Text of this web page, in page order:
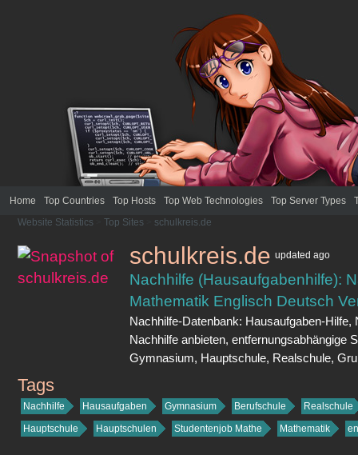
Home Top Countries Top Hosts Top Web Technologies Top Server Types
Website Statistics
Top Sites schulkreis.de
schulkreis.de updated ago
Nachhilfe (Hausaufgabenhilfe):
Mathematik Englisch Deutsch
Nachhilfe-Datenbank: Hausaufgaben-Hilfe,
Nachhilfe anbieten, entfernungsabhängige
Gymnasium, Hauptschule, Realschule,
schulkreis.de
Tags
Nachhilfe Hausaufgaben Gymnasium Berufschule
Realschule
Hauptschule
Hauptschulen Studentenjob Mathe Mathematik